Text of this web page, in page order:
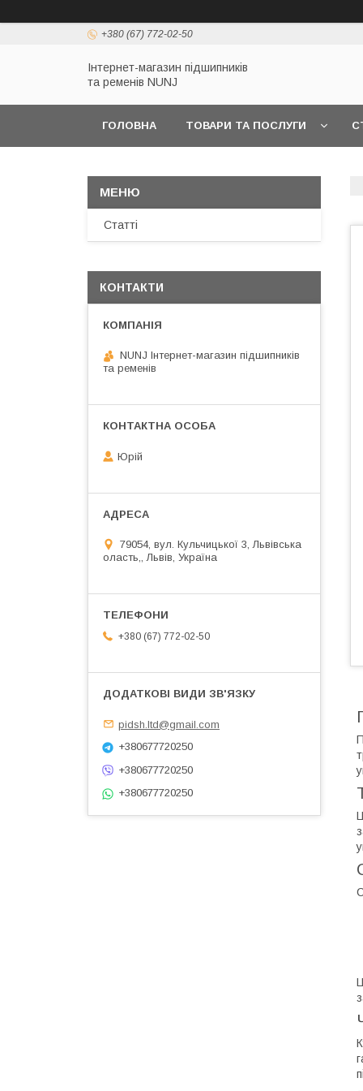
+380 (67) 772-02-50
Інтернет-магазин підшипників
та ременів NUNJ
ГОЛОВНА ТОВАРИ ТА ПОСЛУГИ
Статті
КОНТАКТИ
NUNJ Інтернет-магазин підшипників
та ременів
Юрій
79054, вул. Кульчицької 3, Львівська
оласть,, Львів, Україна
+380 (67) 772-02-50
pidsh.ltd@gmail.com
+380677720250
+380677720250
+380677720250